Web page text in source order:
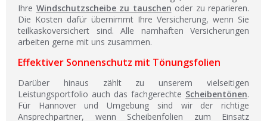
Ihre Windschutzscheibe zu tauschen oder zu reparieren.
Die Kosten dafür übernimmt Ihre Versicherung, wenn Sie
teilkaskoversichert sind. Alle namhaften Versicherungen
arbeiten gerne mit uns zusammen.
Effektiver Sonnenschutz mit Tönungsfolien
Darüber hinaus zählt zu unserem vielseitigen
Leistungsportfolio auch das fachgerechte Scheibentönen.
Für Hannover und Umgebung sind wir der richtige
Ansprechpartner, wenn Scheibenfolien zum Einsatz